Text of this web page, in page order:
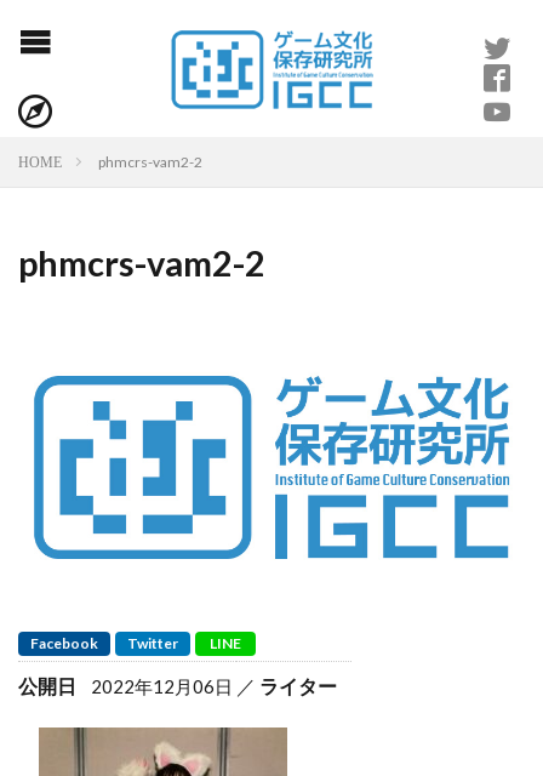
HOME phmcrs-vam2-2
phmcrs-vam2-2
Facebook Twitter LINE
公開日 2022年12月06日 ライター